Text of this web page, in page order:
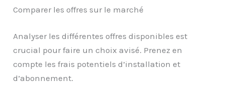
Comparer les offres sur le marché
Analyser les différentes offres disponibles est
crucial pour faire un choix avisé. Prenez en
compte les frais potentiels d’installation et
d’abonnement.